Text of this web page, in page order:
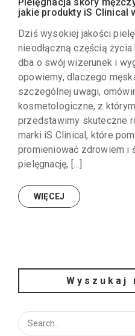
Pielęgnacja skóry
jakie produkty iS Clinical
Dziś wysokiej jakości
nieodłączną częścią
dba o swój wizerunek i
opowiemy, dlaczego
szczególnej uwagi,
kosmetologiczne, z
przedstawimy skuteczne
marki iS Clinical, które
promieniować zdrowiem i
pielęgnację, […]
WIĘCEJ
Wyszukaj